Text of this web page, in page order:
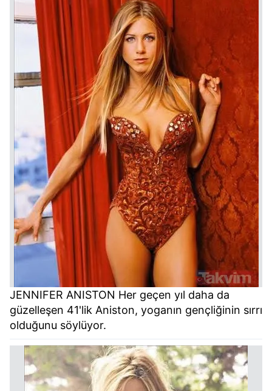
JENNIFER ANISTON Her geçen yıl daha da
güzelleşen 41'lik Aniston, yoganın gençliğinin sırrı
olduğunu söylüyor.